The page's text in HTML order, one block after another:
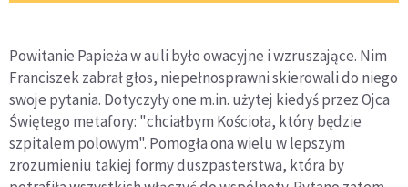
Powitanie Papieża w auli było owacyjne i wzruszające. Nim
Franciszek zabrał głos, niepełnosprawni skierowali do niego
swoje pytania. Dotyczyły one m.in. użytej kiedyś przez Ojca
Świętego metafory: "chciałbym Kościoła, który będzie
szpitalem polowym". Pomogła ona wielu w lepszym
zrozumieniu takiej formy duszpasterstwa, która by